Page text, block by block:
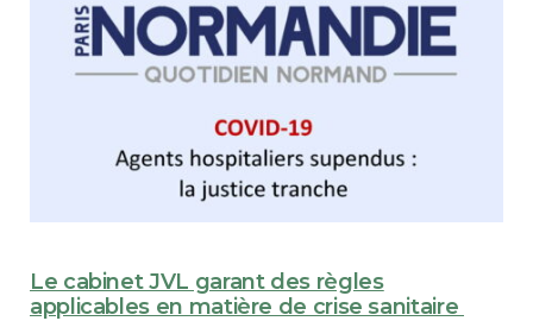
Le cabinet JVL garant des règles
applicables en matière de crise sanitaire